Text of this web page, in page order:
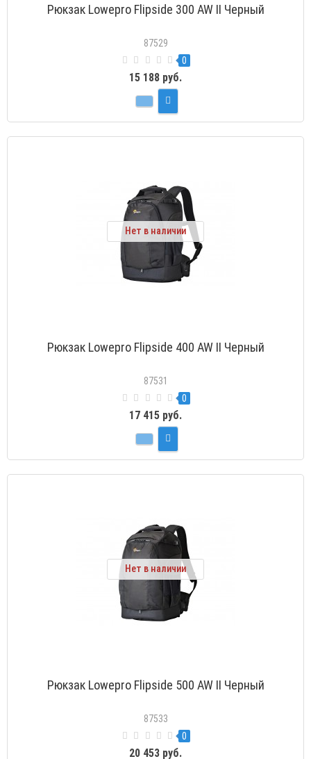
Рюкзак Lowepro Flipside 300 AW II Черный
87529
0
15 188 руб.
Нет в наличии
Рюкзак Lowepro Flipside 400 AW II Черный
87531
0
17 415 руб.
Нет в наличии
Рюкзак Lowepro Flipside 500 AW II Черный
87533
0
20 453 руб.